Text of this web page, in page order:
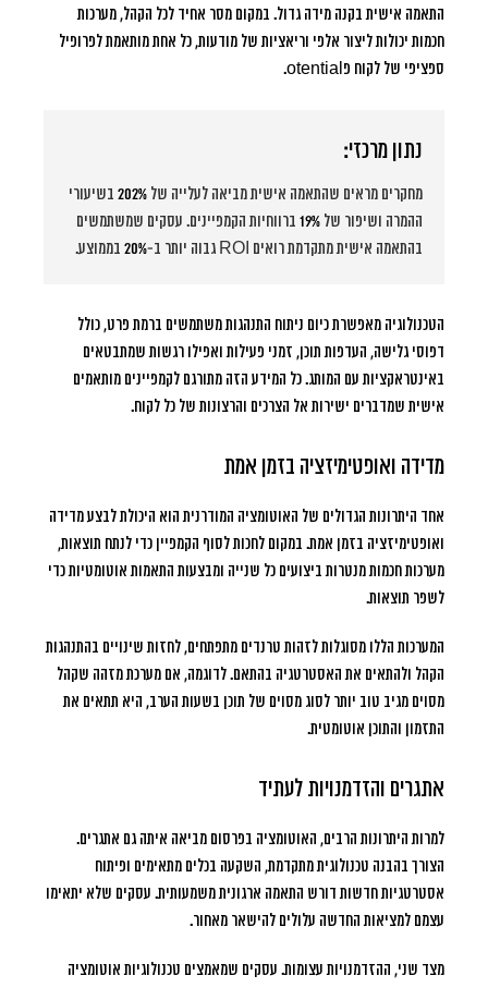
התאמה אישית בקנה מידה גדול. במקום מסר אחיד לכל הקהל, מערכות
חכמות יכולות ליצור אלפי וריאציות של מודעות, כל אחת מותאמת לפרופיל
ספציפי של לקוח פotential.
נתון מרכזי:
מחקרים מראים שהתאמה אישית מביאה לעלייה של 202% בשיעורי
ההמרה ושיפור של 19% ברווחיות הקמפיינים. עסקים שמשתמשים
בהתאמה אישית מתקדמת רואים ROI גבוה יותר ב-
20% בממוצע.
הטכנולוגיה מאפשרת כיום ניתוח התנהגות משתמשים ברמת פרט, כולל
דפוסי גלישה, העדפות תוכן, זמני פעילות ואפילו רגשות שמתבטאים
באינטראקציות עם המותג. כל המידע הזה מתורגם לקמפיינים מותאמים
אישית שמדברים ישירות אל הצרכים והרצונות של כל לקוח.
מדידה ואופטימיזציה בזמן אמת
אחד היתרונות הגדולים של האוטומציה המודרנית הוא היכולת לבצע מדידה
ואופטימיזציה בזמן אמת. במקום לחכות לסוף הקמפיין כדי לנתח תוצאות,
מערכות חכמות מנטרות ביצועים כל שנייה ומבצעות התאמות אוטומטיות כדי
לשפר תוצאות.
המערכות הללו מסוגלות לזהות טרנדים מתפתחים, לחזות שינויים בהתנהגות
הקהל ולהתאים את האסטרטגיה בהתאם. לדוגמה, אם מערכת מזהה שקהל
מסוים מגיב טוב יותר לסוג מסוים של תוכן בשעות הערב, היא תתאים את
התזמון והתוכן אוטומטית.
אתגרים והזדמנויות לעתיד
למרות היתרונות הרבים, האוטומציה בפרסום מביאה איתה גם אתגרים.
הצורך בהבנה טכנולוגית מתקדמת, השקעה בכלים מתאימים ופיתוח
אסטרטגיות חדשות דורש התאמה ארגונית משמעותית. עסקים שלא יתאימו
עצמם למציאות החדשה עלולים להישאר מאחור.
מצד שני, ההזדמנויות עצומות. עסקים שמאמצים טכנולוגיות אוטומציה